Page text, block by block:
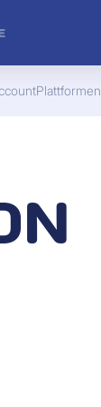
Plattformen